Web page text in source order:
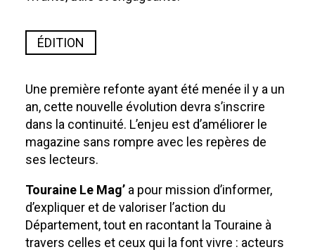
ÉDITION
Une première refonte ayant été menée il y a un
an, cette nouvelle évolution devra s’inscrire
dans la continuité. L’enjeu est d’améliorer le
magazine sans rompre avec les repères de
ses lecteurs.
Touraine Le Mag’ a pour mission d’informer,
d’expliquer et de valoriser l’action du
Département, tout en racontant la Touraine à
travers celles et ceux qui la font vivre : acteurs